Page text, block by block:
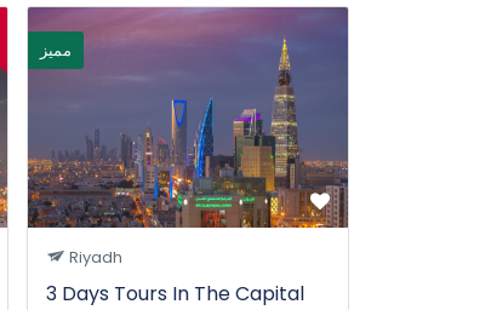
مميز
Riyadh
3 Days Tours In The Capital